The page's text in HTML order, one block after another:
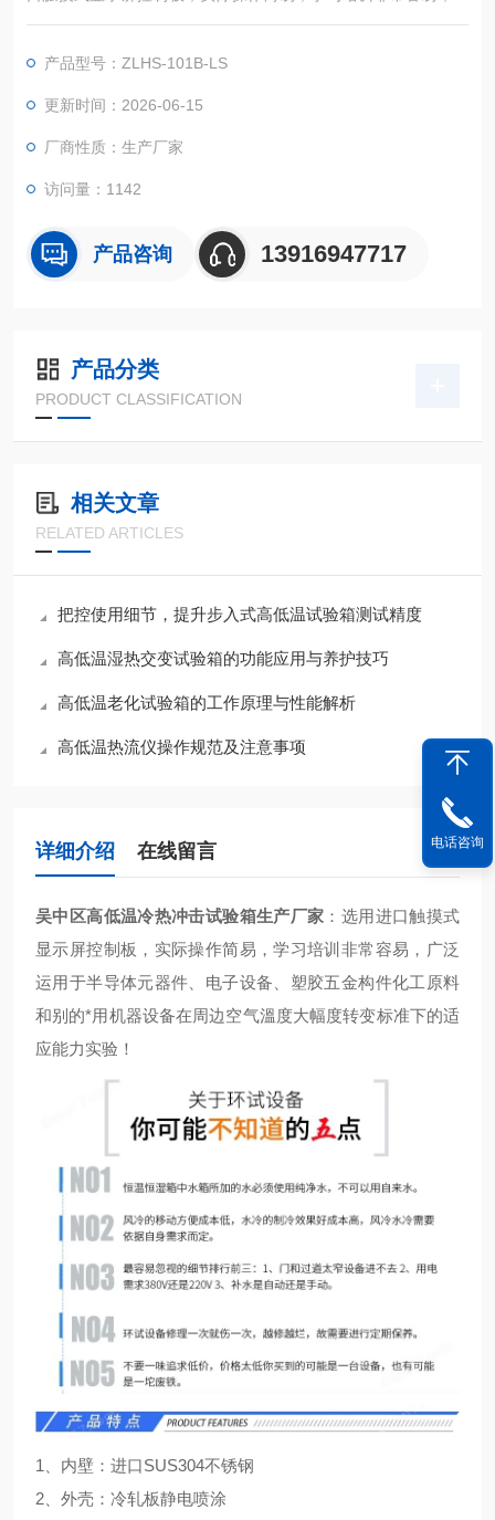
泛运用于半导体元器件、电子设备、塑胶五金构件化工原料和别
验！
产品型号：ZLHS-101B-LS
更新时间：2026-06-15
厂商性质：生产厂家
访问量：1142
产品咨询 13916947717
产品分类
PRODUCT CLASSIFICATION
相关文章
RELATED ARTICLES
把控使用细节，提升步入式高低温试验箱测试精度
高低温湿热交变试验箱的功能应用与养护技巧
高低温老化试验箱的工作原理与性能解析
高低温热流仪操作规范及注意事项
详细介绍 在线留言
吴中区高低温冷热冲击试验箱生产厂家 ： 选用进口触摸式
显示屏控制板，实际操作简易，学习培训非常容易，广泛
运用于半导体元器件、电子设备、塑胶五金构件化工原料
和别的*用机器设备在周边空气溫度大幅度转变标准下的适
应能力实验！
1、内壁：进口SUS304不锈钢
2、外壳：冷轧板静电喷涂
电话咨询